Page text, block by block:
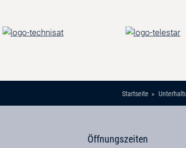
Startseite
Öffnungszeiten